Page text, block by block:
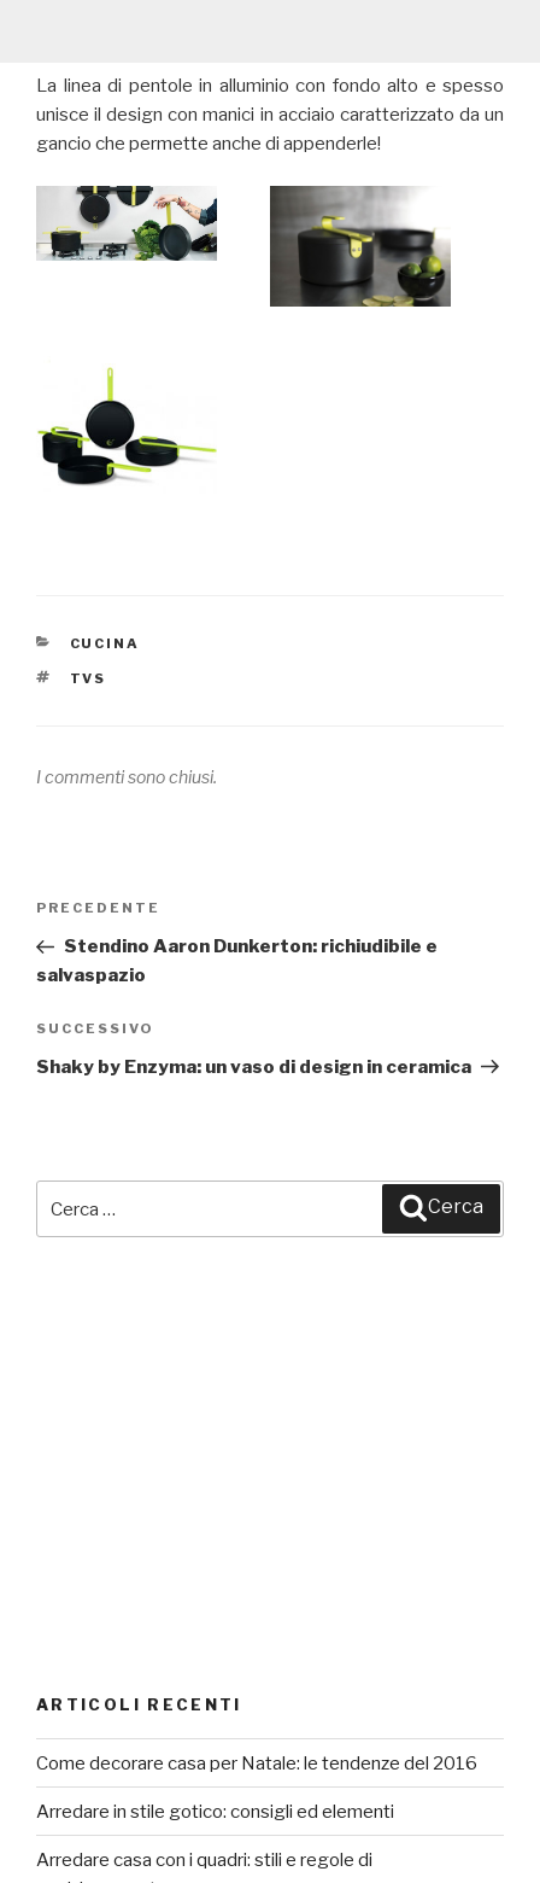
La linea di pentole in alluminio con fondo alto e spesso
unisce il design con manici in acciaio caratterizzato da un
gancio che permette anche di appenderle!
CATEGORIE
CUCINA
TAG
TVS
I commenti sono chiusi.
Navigazione
Articolo
precedente:
PRECEDENTE
Stendino Aaron Dunkerton: richiudibile e
salvaspazio
Articolo
successivo
SUCCESSIVO
Shaky by Enzyma: un vaso di design in ceramica
Cerca
ARTICOLI RECENTI
Come decorare casa per Natale: le tendenze del 2016
Arredare in stile gotico: consigli ed elementi
Arredare casa con i quadri: stili e regole di